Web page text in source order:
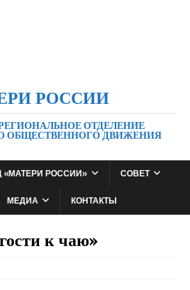
РОССИИ
ОТДЕЛЕНИЕ
ОБЩЕСТВЕННОГО ДВИЖЕНИЯ
«МАТЕРИ РОССИИ»
СОВЕТ
МЕДИА КОНТАКТЫ
к чаю»